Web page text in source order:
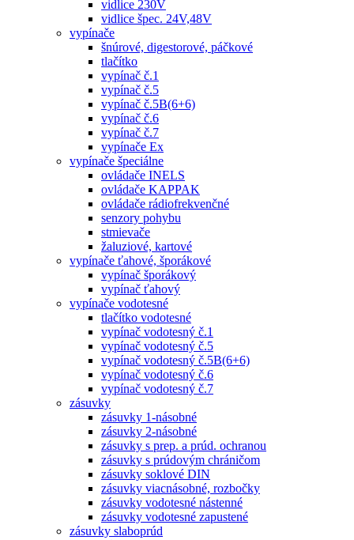
vidlice 230V
vidlice špec. 24V,48V
vypínače
šnúrové, digestorové, páčkové
tlačítko
vypínač č.1
vypínač č.5
vypínač č.5B(6+6)
vypínač č.6
vypínač č.7
vypínače Ex
vypínače špeciálne
ovládače INELS
ovládače KAPPAK
ovládače rádiofrekvenčné
senzory pohybu
stmievače
žaluziové, kartové
vypínače ťahové, šporákové
vypínač šporákový
vypínač ťahový
vypínače vodotesné
tlačítko vodotesné
vypínač vodotesný č.1
vypínač vodotesný č.5
vypínač vodotesný č.5B(6+6)
vypínač vodotesný č.6
vypínač vodotesný č.7
zásuvky
zásuvky 1-násobné
zásuvky 2-násobné
zásuvky s prep. a prúd. ochranou
zásuvky s prúdovým chráničom
zásuvky soklové DIN
zásuvky viacnásobné, rozbočky
zásuvky vodotesné nástenné
zásuvky vodotesné zapustené
zásuvky slaboprúd